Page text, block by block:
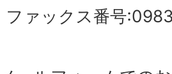
ファックス番号